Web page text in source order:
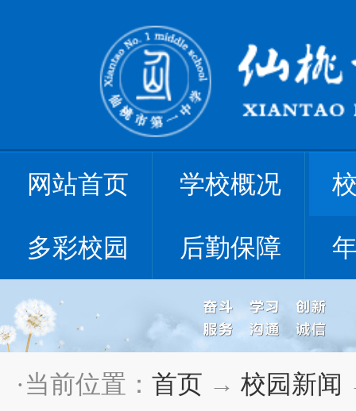
网站首页 学校概况
多彩校园 后勤保障
·当前位置： 首页 → 校园新闻